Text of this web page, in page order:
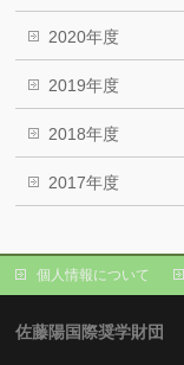
2020年度
2019年度
2018年度
2017年度
個人情報について
佐藤陽国際奨学財団